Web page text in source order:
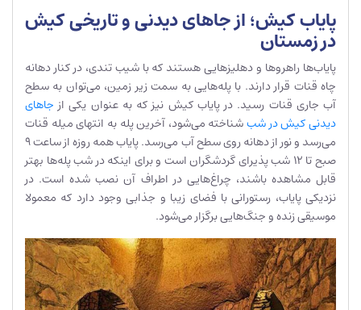
پایاب کیش؛ از جاهای دیدنی و تاریخی کیش
در زمستان
پایاب‌ها راهروها و دهلیزهایی هستند که با شیب تندی، در کنار دهانه
چاه قنات قرار دارند. با پله‌هایی به سمت زیر زمین، می‌توان به سطح
آب جاری قنات رسید. در پایاب کیش نیز که به عنوان یکی از جاهای
دیدنی کیش در شبشناخته می‌شود، آخرین پله به انتهای میله قنات
می‌رسد و نور از دهانه روی سطح آب می‌رسد. پایاب همه روزه از ساعت 9
صبح تا 12 شب پذیرای گردشگران است و برای اینکه در شب پله‌ها بهتر
قابل مشاهده باشند، چراغ‌هایی در اطراف آن نصب شده است. در
نزدیکی پایاب، رستورانی با فضای زیبا و جذابی وجود دارد که معمولا
موسیقی زنده و جنگ‌هایی برگزار می‌شود.